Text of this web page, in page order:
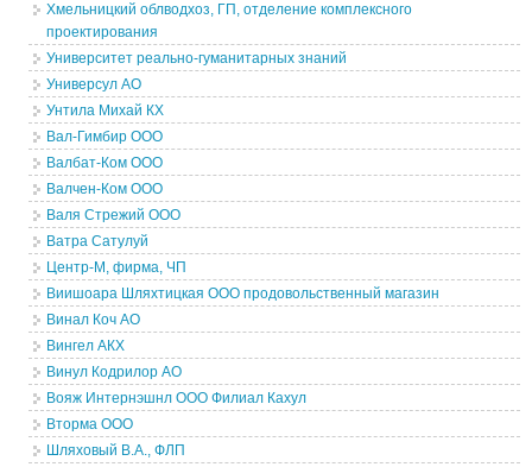
Хмельницкий облводхоз, ГП, отделение комплексного
проектирования
Университет реально-гуманитарных знаний
Универсул АО
Унтила Михай КХ
Вал-Гимбир ООО
Валбат-Ком ООО
Валчен-Ком ООО
Валя Стрежий ООО
Ватра Сатулуй
Центр-М, фирма, ЧП
Виишоара Шляхтицкая ООО продовольственный магазин
Винал Коч АО
Вингел АКХ
Винул Кодрилор АО
Вояж Интернэшнл ООО Филиал Кахул
Вторма ООО
Шляховый В.А., ФЛП